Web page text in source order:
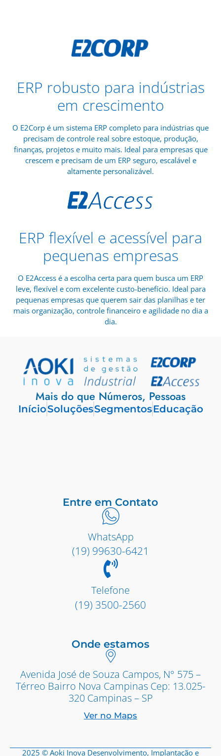
ERP robusto para indústrias
em crescimento
O E2Corp é um sistema ERP completo para indústrias que
precisam de controle real sobre estoque, produção,
finanças, projetos e muito mais. Ideal para empresas que
crescem e precisam de um ERP seguro, escalável e
altamente personalizável.
ERP flexível e acessível para
pequenas empresas
O E2Access é a escolha certa para quem busca um ERP
leve, flexível e com excelente custo-benefício. Ideal para
pequenas empresas que querem sair das planilhas e ter
mais organização, controle financeiro e agilidade no dia a
dia.
Mais do que Números, Pessoas
InícioSoluçõesSegmentosEducação
Entre em Contato
WhatsApp
(19) 99630-6421
Telefone
(19) 3500-2560
Onde estamos
Avenida José de Souza Campos, N° 575 –
Térreo Bairro Nova Campinas Cep: 13.025-
320 Campinas – SP
Ver no Maps
2025 © Aoki Inova Desenvolvimento, Implantação e